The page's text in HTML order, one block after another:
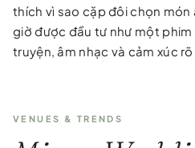
thích vì sao cặp đôi chọn món
giờ được đầu tư như một
truyện, âm nhạc và cảm xúc
VENUES & TRENDS